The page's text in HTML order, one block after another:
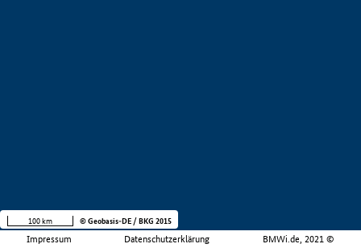
Impressum Datenschutzerklärung BMWi.de, 2021 ©
100 km © Geobasis-DE / BKG 2015